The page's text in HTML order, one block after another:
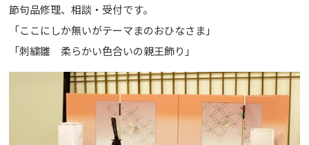
節句品修理、相談・受付です。
「ここにしか無いがテーマまのおひなさま」
「刺繍雛 柔らかい色合いの親王飾り」